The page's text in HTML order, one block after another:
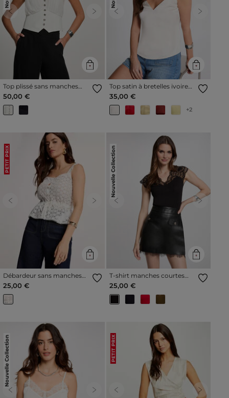
Previous Next
Top plissé sans manches
blanc femme
50,00 €
Previous Next
Top satin à bretelles ivoire
femme
35,00 €
+2
PETIT PRIX
Previous Next
Débardeur sans manches
blanc femme
25,00 €
Nouvelle Collection
Previous Next
T-shirt manches courtes
noir femme
25,00 €
Nouvelle Collection
Previous Next
PETIT PRIX
Previous Next